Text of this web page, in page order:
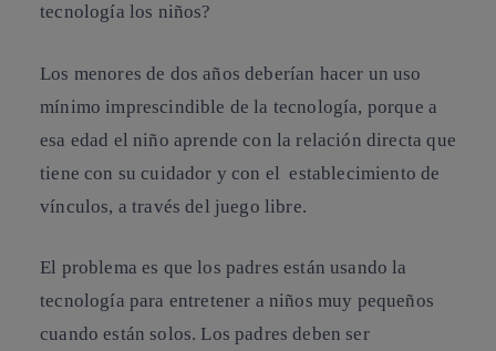
tecnología los niños?
Los menores de dos años deberían hacer un uso
mínimo imprescindible de la tecnología, porque a
esa edad el niño aprende con la relación directa que
tiene con su cuidador y con el establecimiento de
vínculos, a través del juego libre.
El problema es que los padres están usando la
tecnología para entretener a niños muy pequeños
cuando están solos. Los padres deben ser